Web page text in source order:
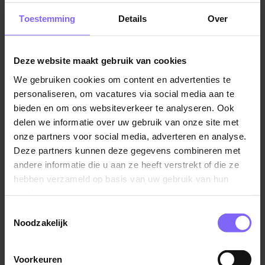
Toestemming Details Over
Deze website maakt gebruik van cookies
We gebruiken cookies om content en advertenties te
personaliseren, om vacatures via social media aan te
bieden en om ons websiteverkeer te analyseren. Ook
delen we informatie over uw gebruik van onze site met
onze partners voor social media, adverteren en analyse.
Deze partners kunnen deze gegevens combineren met
andere informatie die u aan ze heeft verstrekt of die ze
hebben verzameld op basis van uw gebruik van hun
Noodzakelijk
Voorkeuren
verkoopmedewerker in Heerlen gaat het niet alleen
om het behalen van verkoopdoelen, maar vooral om
dat elke klant met een glimlach helpt. Je geeft
deskundig advies en maakt elk klantcontact
persoonlijk en gezellig. Of je nu achter de kassa staat
of ervoor zorgt dat de schappen netjes zijn gevuld, jij
zorgt ervoor dat de winkel er altijd aantrekkelijk uitziet.
Bovendien gebruik je je overtuigingskracht om klanten
net dat beetje extra te verkopen, waardoor ze met
een goed gevoel de deur uitgaan.